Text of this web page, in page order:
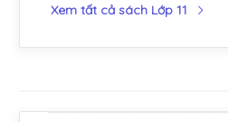
Xem tất cả sách Lớp 11